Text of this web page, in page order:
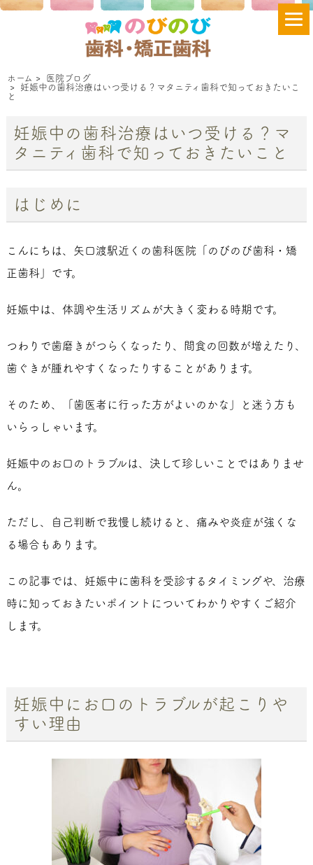
ホーム > 医院ブログ
> 妊娠中の歯科治療はいつ受ける？マタニティ歯科で知っておきたいこ
と
妊娠中の歯科治療はいつ受ける？マ
タニティ歯科で知っておきたいこと
はじめに
こんにちは、矢口渡駅近くの歯科医院「のびのび歯科・矯
正歯科」です。
妊娠中は、体調や生活リズムが大きく変わる時期です。
つわりで歯磨きがつらくなったり、間食の回数が増えたり、
歯ぐきが腫れやすくなったりすることがあります。
そのため、「歯医者に行った方がよいのかな」と迷う方も
いらっしゃいます。
妊娠中のお口のトラブルは、決して珍しいことではありませ
ん。
ただし、自己判断で我慢し続けると、痛みや炎症が強くな
る場合もあります。
この記事では、妊娠中に歯科を受診するタイミングや、治療
時に知っておきたいポイントについてわかりやすくご紹介
します。
妊娠中にお口のトラブルが起こりや
すい理由